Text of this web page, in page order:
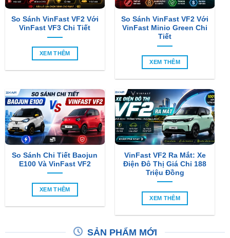
So Sánh VinFast VF2 Với
VinFast VF3 Chi Tiết
XEM THÊM
So Sánh VinFast VF2 Với
VinFast Minio Green Chi
Tiết
XEM THÊM
So Sánh Chi Tiết Baojun
E100 Và VinFast VF2
XEM THÊM
VinFast VF2 Ra Mắt: Xe
Điện Đô Thị Giá Chỉ 188
Triệu Đồng
XEM THÊM
SẢN PHẨM MỚI